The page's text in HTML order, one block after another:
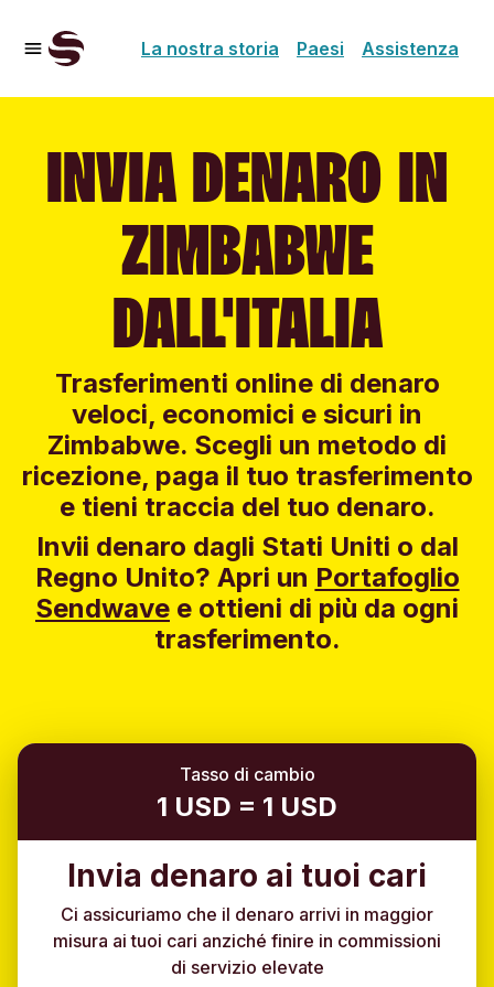
La nostra storia Paesi Assistenza
INVIA DENARO IN
ZIMBABWE
DALL'ITALIA
Trasferimenti online di denaro
veloci, economici e sicuri in
Zimbabwe. Scegli un metodo di
ricezione, paga il tuo trasferimento
e tieni traccia del tuo denaro.
Invii denaro dagli Stati Uniti o dal
Regno Unito? Apri un Portafoglio
Sendwave e ottieni di più da ogni
trasferimento.
Tasso di cambio
1 USD = 1 USD
Invia denaro ai tuoi cari
Ci assicuriamo che il denaro arrivi in maggior
misura ai tuoi cari anziché finire in commissioni
di servizio elevate